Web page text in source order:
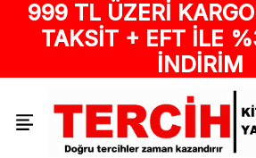
999 TL ÜZERİ
TAKSİT + EFT İLE
İNDİRİM